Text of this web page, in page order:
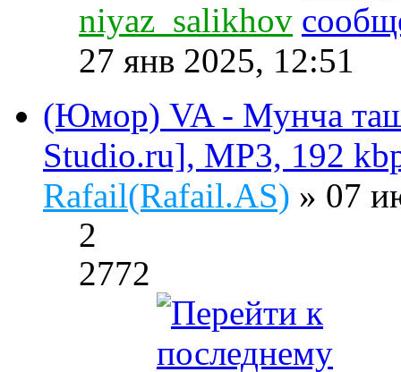
niyaz_salikhov
27 янв 2025, 12:51
(Юмор) VA - Мунча
Studio.ru], MP3, 192
Rafail(Rafail.AS) » 07
2
2772